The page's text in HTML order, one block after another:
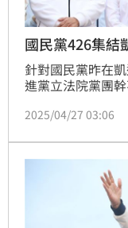
國民黨426集
針對國民黨昨在
進黨立法院黨團
題錯亂部分，他
話術，「昨天的
生筏。」
2025/04/27 03:06